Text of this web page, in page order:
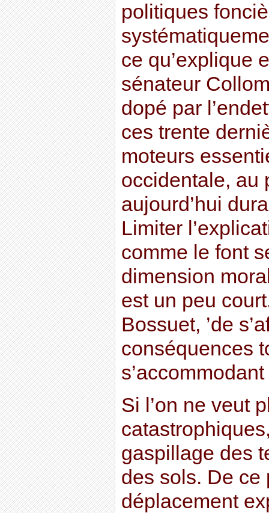
politiques
ce qu’explique
sénateur
dopé par
ces trente
moteurs
occidentale, au
aujourd’hui
Limiter
comme le font
dimension
est un peu
Bossuet, ’de
conséquences
Si l’on ne veut
gaspillage des
des sols. De ce
déplacement